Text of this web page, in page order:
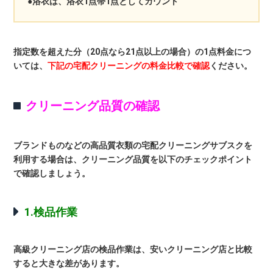
指定数を超えた分（20点なら21点以上の場合）の1点料金につ
いては、下記の宅配クリーニングの料金比較で確認ください。
クリーニング品質の確認
ブランドものなどの高品質衣類の宅配クリーニングサブスクを
利用する場合は、クリーニング品質を以下のチェックポイント
で確認しましょう。
1.検品作業
高級クリーニング店の検品作業は、安いクリーニング店と比較
すると大きな差があります。